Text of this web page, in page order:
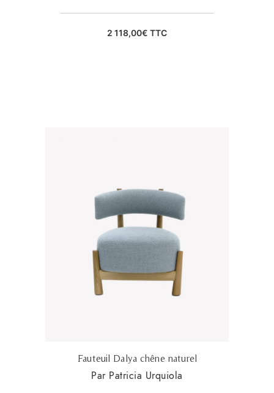
2 118,00€ TTC
Fauteuil Dalya chêne naturel
Par Patricia Urquiola